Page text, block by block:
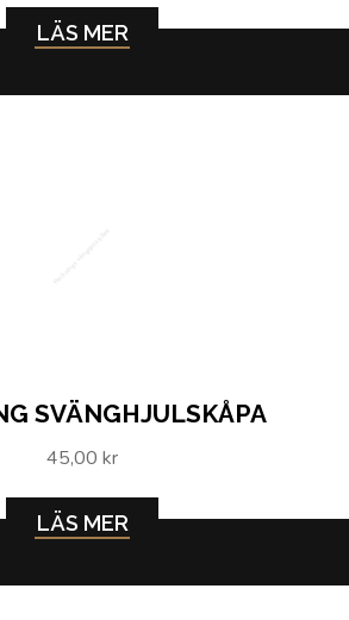
LÄS MER
SVÄNGHJULSKÅPA
45,00 kr
LÄS MER